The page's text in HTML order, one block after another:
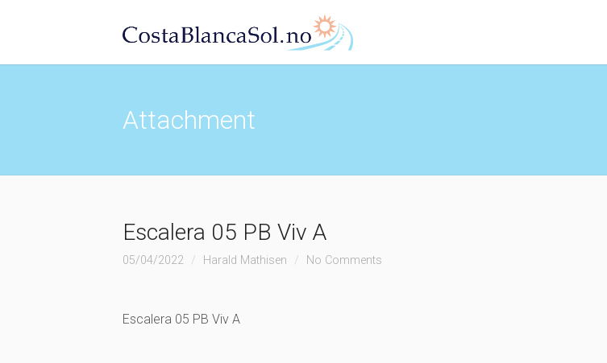
Attachment
Escalera 05 PB Viv A
05/04/2022 Harald Mathisen No Comments
Escalera 05 PB Viv A